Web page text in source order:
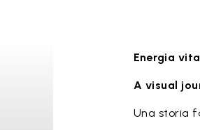
Energia
A visual
Una storia